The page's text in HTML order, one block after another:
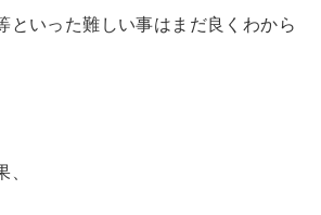
といった難しい事はまだ良くわから
、